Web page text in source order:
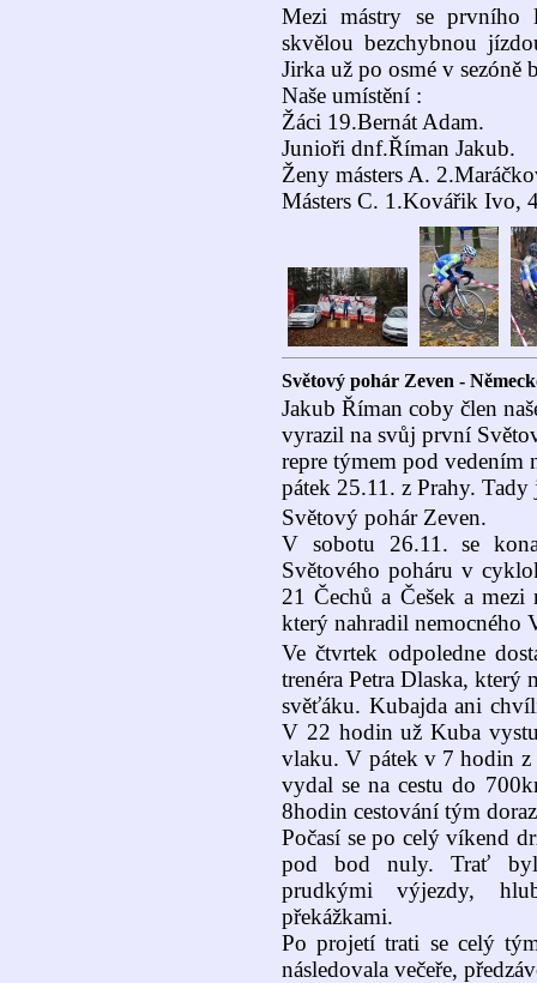
Mezi mástry se prvního
skvělou bezchybnou
Jirka už po osmé v sezóně
Naše umístění :
Žáci 19.Bernát Adam.
Junioři dnf.Říman Jakub.
Ženy másters A.
Másters C. 1.Kovářik Ivo,
Světový pohár Zeven -
Jakub Říman coby člen
vyrazil na svůj první
repre týmem pod vedením
pátek 25.11. z Prahy.
Světový pohár Zeven.
V sobotu 26.11. se
Světového poháru v
21 Čechů a Češek a
který nahradil nemocného
Ve čtvrtek odpoledne
trenéra Petra Dlaska, který
svěťáku. Kubajda ani
V 22 hodin už Kuba
vlaku. V pátek v 7 hodin z
vydal se na cestu do
8hodin cestování tým
Počasí se po celý víkend
pod bod nuly. Trať
prudkými výjezdy,
překážkami.
Po projetí trati se celý
následovala večeře,